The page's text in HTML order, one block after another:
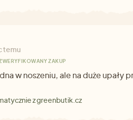
temu
ZAKUP
w noszeniu, ale na duże upały
z greenbutik.cz